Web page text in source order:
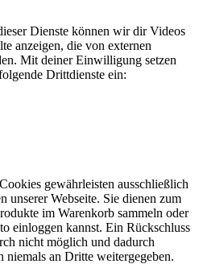
Dienste können wir dir Videos
anzeigen, die von externen
Mit deiner Einwilligung setzen
Drittdienste ein:
gewährleisten ausschließlich
unserer Webseite. Sie dienen zum
im Warenkorb sammeln oder
einloggen kannst. Ein Rückschluss
nicht möglich und dadurch
niemals an Dritte weitergegeben.